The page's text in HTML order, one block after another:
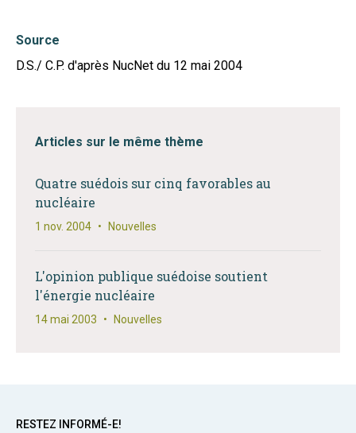
Source
D.S./ C.P. d'après NucNet du 12 mai 2004
Articles sur le même thème
Quatre suédois sur cinq favorables au
nucléaire
1 nov. 2004 • Nouvelles
L'opinion publique suédoise soutient
l'énergie nucléaire
14 mai 2003 • Nouvelles
RESTEZ INFORMÉ-E!